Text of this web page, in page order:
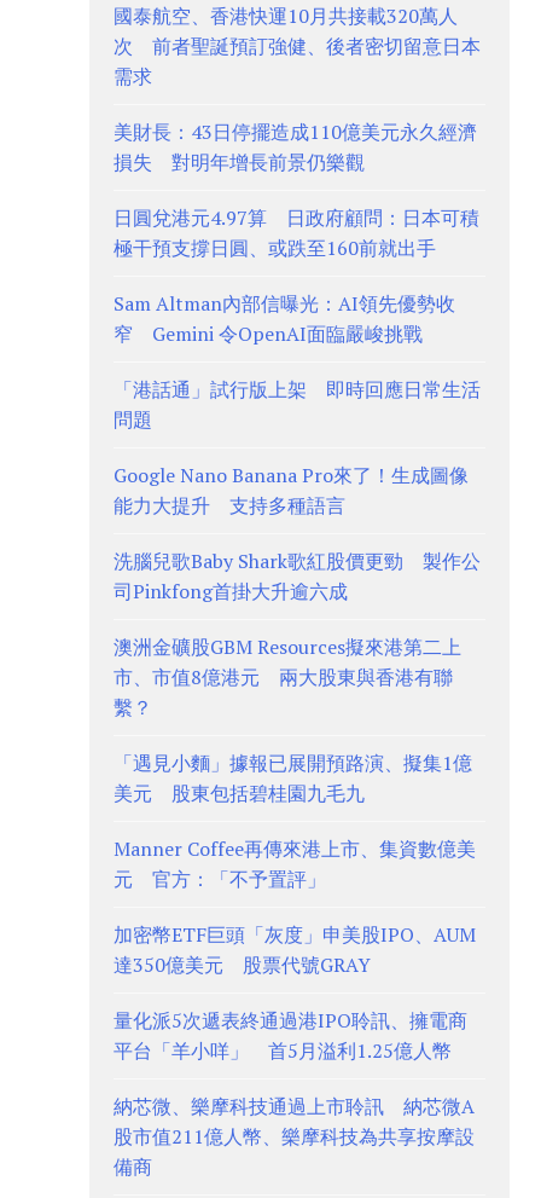
國泰航空、香港快運10月共接載320萬人
次 前者聖誕預訂強健、後者密切留意日本
需求
美財長：43日停擺造成110億美元永久經濟
損失 對明年增長前景仍樂觀
日圓兌港元4.97算 日政府顧問：日本可積
極干預支撐日圓、或跌至160前就出手
Sam Altman內部信曝光：AI領先優勢收
窄 Gemini 令OpenAI面臨嚴峻挑戰
「港話通」試行版上架 即時回應日常生活
問題
Google Nano Banana Pro來了！生成圖像
能力大提升 支持多種語言
洗腦兒歌Baby Shark歌紅股價更勁 製作公
司Pinkfong首掛大升逾六成
澳洲金礦股GBM Resources擬來港第二上
市、市值8億港元 兩大股東與香港有聯
繫？
「遇見小麵」據報已展開預路演、擬集1億
美元 股東包括碧桂園九毛九
Manner Coffee再傳來港上市、集資數億美
元 官方：「不予置評」
加密幣ETF巨頭「灰度」申美股IPO、AUM
達350億美元 股票代號GRAY
量化派5次遞表終通過港IPO聆訊、擁電商
平台「羊小咩」 首5月溢利1.25億人幣
納芯微、樂摩科技通過上市聆訊 納芯微A
股市值211億人幣、樂摩科技為共享按摩設
備商